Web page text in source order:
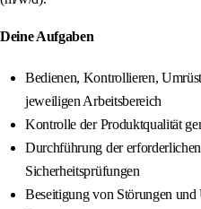
Deine Aufgaben
Bedienen, Kontrollieren,
jeweiligen Arbeitsbereich
Kontrolle der Produktqualität
Durchführung der
Sicherheitsprüfungen
Beseitigung von Störungen